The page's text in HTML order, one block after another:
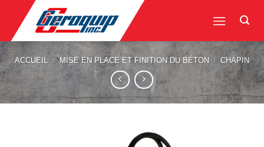
content
ACCUEIL / MISE EN PLACE ET FINITION DU BÉTON / CHAPIN